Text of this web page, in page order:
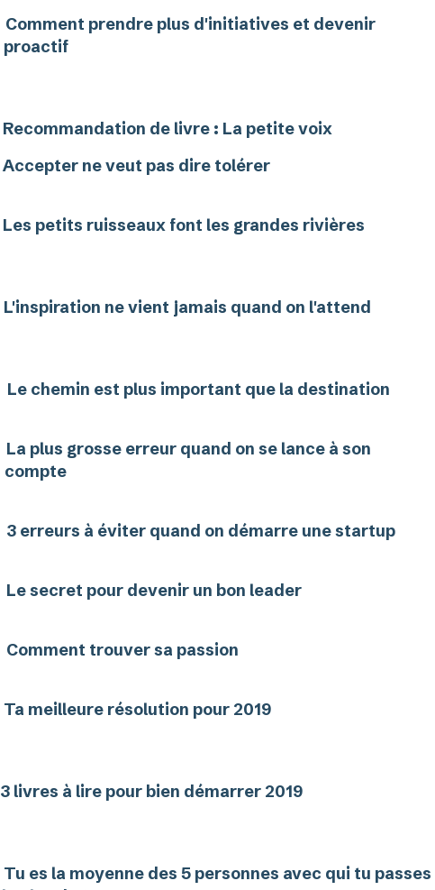
Comment prendre plus d'initiatives et devenir
proactif
Recommandation de livre : La petite voix
Accepter ne veut pas dire tolérer
Les petits ruisseaux font les grandes rivières
L'inspiration ne vient jamais quand on l'attend
Le chemin est plus important que la destination
La plus grosse erreur quand on se lance à son
compte
3 erreurs à éviter quand on démarre une startup
Le secret pour devenir un bon leader
Comment trouver sa passion
Ta meilleure résolution pour 2019
3 livres à lire pour bien démarrer 2019
Tu es la moyenne des 5 personnes avec qui tu passes